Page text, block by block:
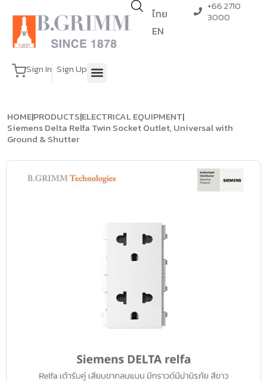
ไทย
EN
+66 2710
3000
Sign In Sign Up
HOME|PRODUCTS|ELECTRICAL EQUIPMENT|
Siemens Delta Relfa Twin Socket Outlet, Universal with
Ground & Shutter